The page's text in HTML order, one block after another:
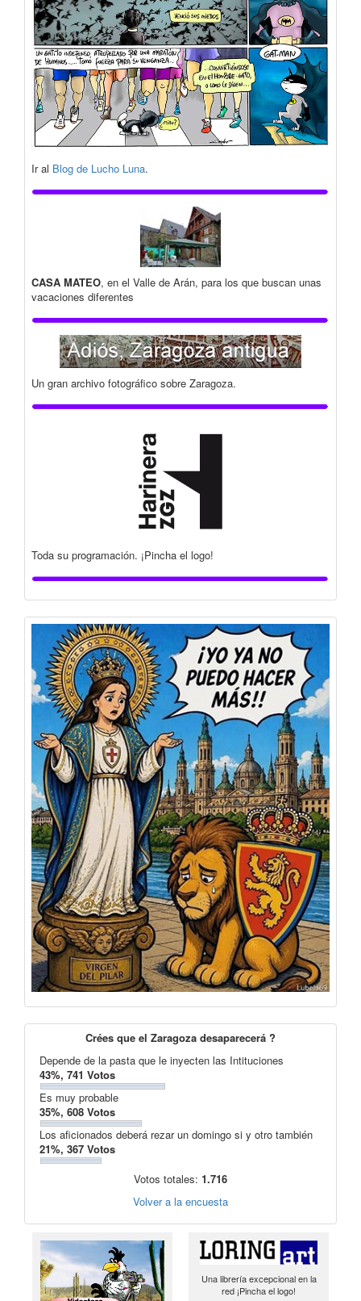
Ir al Blog de Lucho Luna.
CASA MATEO, en el Valle de Arán, para los que buscan unas
vacaciones diferentes
Un gran archivo fotográfico sobre Zaragoza.
Toda su programación. ¡Pincha el logo!
Crées que el Zaragoza desaparecerá ?
Depende de la pasta que le inyecten las Intituciones
43%, 741 Votos
Es muy probable
35%, 608 Votos
Los aficionados deberá rezar un domingo si y otro también
21%, 367 Votos
Votos totales: 1.716
Volver a la encuesta
Una librería excepcional en la
red ¡Pincha el logo!